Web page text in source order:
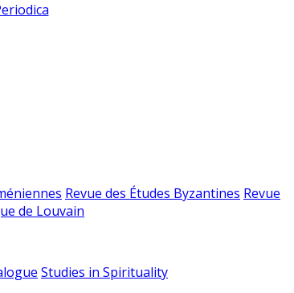
Revue des Études Byzantines Revue
de Louvain
Studies in Spirituality